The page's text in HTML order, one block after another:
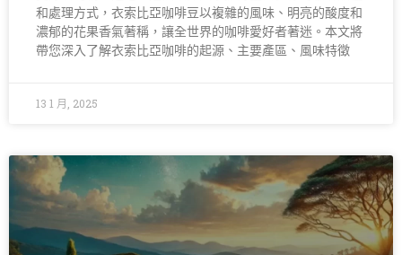
和處理方式，衣索比亞咖啡豆以複雜的風味、明亮的酸度和
濃郁的花果香氣著稱，讓全世界的咖啡愛好者著迷。本文將
帶您深入了解衣索比亞咖啡的起源、主要產區、風味特徵
13 1 月, 2025